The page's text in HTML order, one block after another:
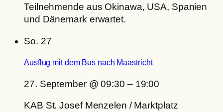
Teilnehmende aus Okinawa, USA, Spanien
und Dänemark erwartet.
So. 27
Ausflug mit dem Bus nach Maastricht
27. September @ 09:30 – 19:00
KAB St. Josef Menzelen / Marktplatz